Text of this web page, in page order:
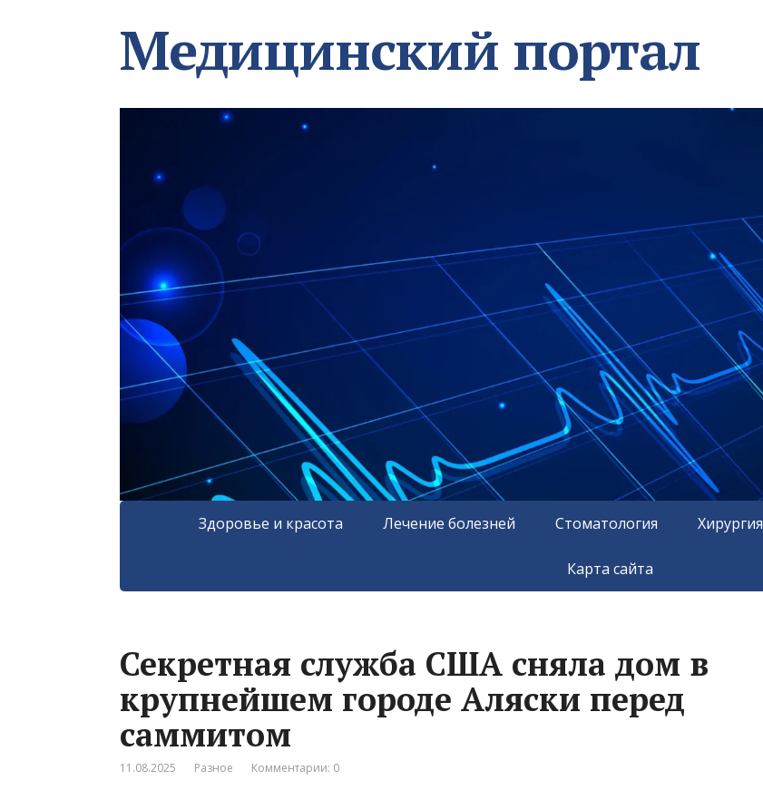
Медицинский портал
Здоровье и красота Лечение болезней Стоматология Хирургия
Карта сайта
Секретная служба США сняла дом в
крупнейшем городе Аляски перед
саммитом
11.08.2025 Разное Комментарии: 0